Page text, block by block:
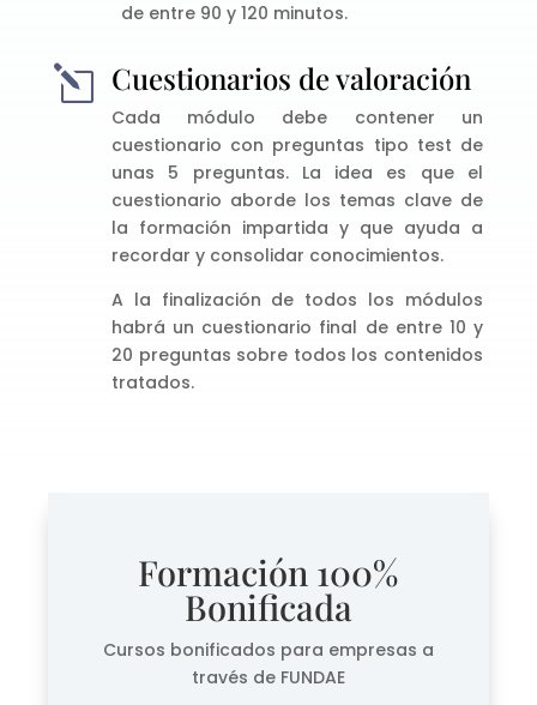
de entre 90 y 120 minutos.
l Cuestionarios de valoración
Cada módulo debe contener un
cuestionario con preguntas tipo test de
unas 5 preguntas. La idea es que el
cuestionario aborde los temas clave de
la formación impartida y que ayuda a
recordar y consolidar conocimientos.
A la finalización de todos los módulos
habrá un cuestionario final de entre 10 y
20 preguntas sobre todos los contenidos
tratados.
Formación 100%
Bonificada
Cursos bonificados para empresas a
través de FUNDAE